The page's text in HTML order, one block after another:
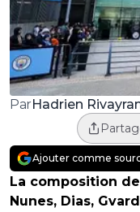
ParHadrien
Ajouter comme
La composition
Nunes, Dias,